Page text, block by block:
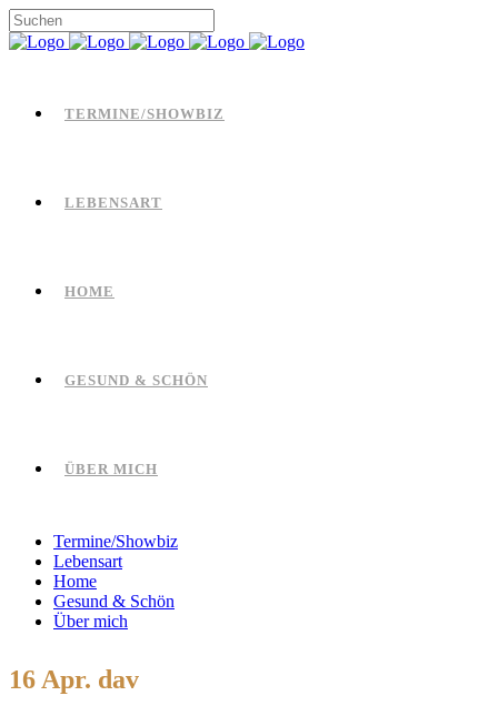
TERMINE/SHOWBIZ
LEBENSART
HOME
GESUND & SCHÖN
ÜBER MICH
Termine/Showbiz
Lebensart
Home
Gesund & Schön
Über mich
16 Apr. dav